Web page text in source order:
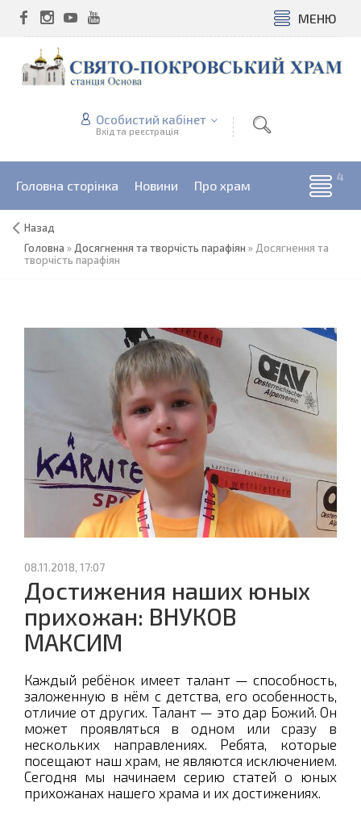
МЕНЮ
Особистий кабінет
Вхід та реєстрація
Головна сторінка Новини Про храм
Назад
Головна » Досягнення та творчість парафіян » Досягнення та
творчість парафіян
08.11.2018, 17:07
Достижения наших юных
прихожан: ВНУКОВ
МАКСИМ
Каждый ребёнок имеет талант — способность,
заложенную в нём с детства, его особенность,
отличие от других. Талант — это дар Божий. Он
может проявляться в одном или сразу в
нескольких направлениях. Ребята, которые
посещают наш храм, не являются исключением.
Сегодня мы начинаем серию статей о юных
прихожанах нашего храма и их достижениях.